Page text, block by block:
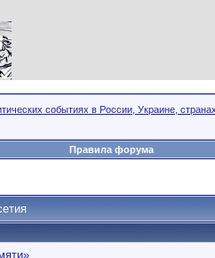
событиях в России, Украине,
Правила форума